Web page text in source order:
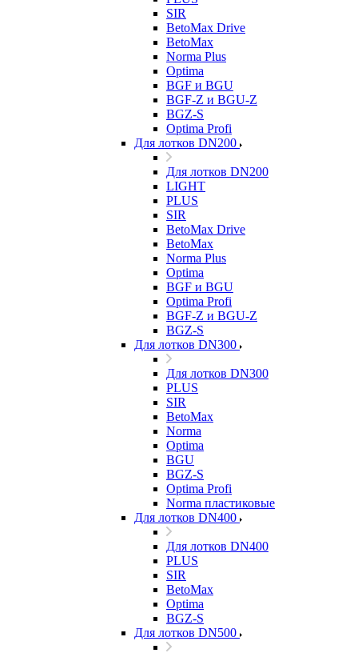
SIR
BetoMax Drive
BetoMax
Norma Plus
Optima
BGF и BGU
BGF-Z и BGU-Z
BGZ-S
Optima Profi
Для лотков DN200
Для лотков DN200
LIGHT
PLUS
SIR
BetoMax Drive
BetoMax
Norma Plus
Optima
BGF и BGU
Optima Profi
BGF-Z и BGU-Z
BGZ-S
Для лотков DN300
Для лотков DN300
PLUS
SIR
BetoMax
Norma
Optima
BGU
BGZ-S
Optima Profi
Norma пластиковые
Для лотков DN400
Для лотков DN400
PLUS
SIR
BetoMax
Optima
BGZ-S
Для лотков DN500